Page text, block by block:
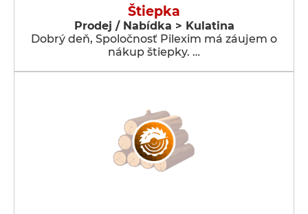
Štiepka
Prodej / Nabídka > Kulatina
Dobrý deň, Spoločnosť Pilexim má záujem o
nákup štiepky. …